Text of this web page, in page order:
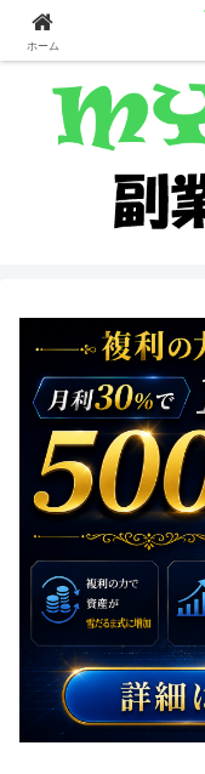
ホーム